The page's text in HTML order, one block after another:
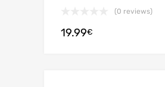
(0 reviews)
19.99€